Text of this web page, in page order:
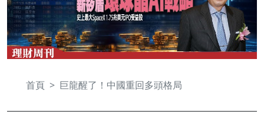
首頁 巨龍醒了！中國重回多頭格局